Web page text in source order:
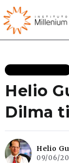
Helio
Dilma
Helio
09/06/